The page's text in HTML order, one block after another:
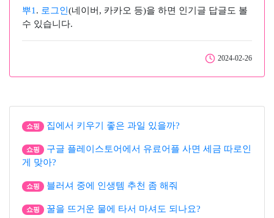
뿌1 . 로그인 (네이버, 카카오 등)을 하면 인기글 답글도 볼
수 있습니다.
2024-02-26
쇼핑 집에서 키우기 좋은 과일 있을까?
쇼핑
구글 플레이스토어에서 유료어플 사면 세금 따로인
게 맞아?
쇼핑 블러셔 중에 인생템 추천 좀 해줘
쇼핑 꿀을 뜨거운 물에 타서 마셔도 되나요?